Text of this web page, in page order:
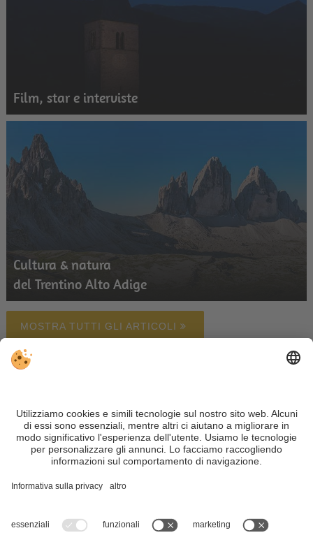
Film, star e interviste
Cultura & natura
del Trentino Alto Adige
MOSTRA TUTTI GLI ARTICOLI
Meteo
Webcam